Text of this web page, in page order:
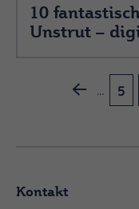
10
Unstrut –
… 5
Kontakt